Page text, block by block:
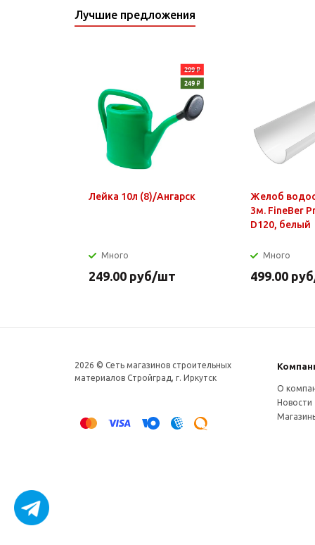
Лучшие предложения
Лейка 10л (8)/Ангарск
Много
249.00 руб/шт
Желоб
3м. FineBer
D120, белый
Много
499.00 руб
2026 © Сеть магазинов строительных
материалов Стройград, г. Иркутск
О
Новости